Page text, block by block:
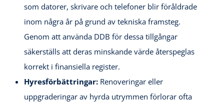
som datorer, skrivare och telefoner blir föråldrade
inom några år på grund av tekniska framsteg.
Genom att använda DDB för dessa tillgångar
säkerställs att deras minskande värde återspeglas
korrekt i finansiella register.
Hyresförbättringar: Renoveringar eller
uppgraderingar av hyrda utrymmen förlorar ofta